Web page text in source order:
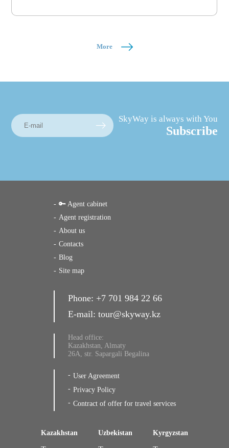
More
SkyWay is always with You
Subscribe
🔑 Agent cabinet
Agent registration
About us
Contacts
Blog
Site map
Phone: +7 701 984 22 66
E-mail: tour@skyway.kz
Head office:
Kazakhstan, Almaty
26A, str. Sapargali Begalina
User Agreement
Privacy Policy
Contract of offer for travel services
Kazakhstan Uzbekistan Kyrgyzstan